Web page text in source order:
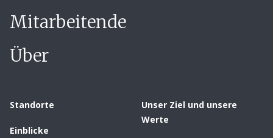
Mitarbeitende
Über
Standorte
Einblicke
Unser Ziel und unsere
Werte